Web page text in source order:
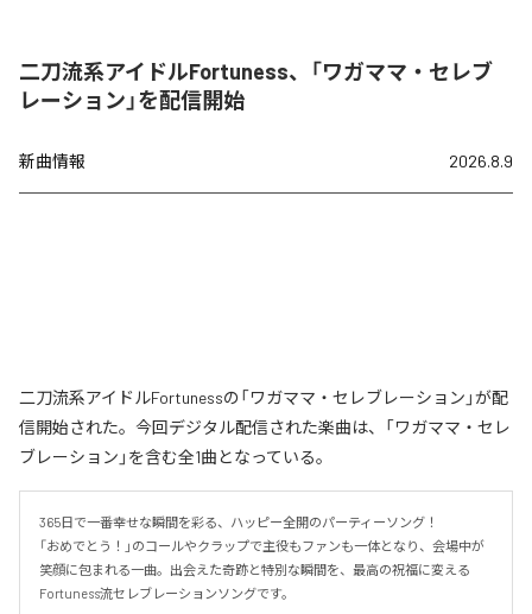
二刀流系アイドルFortuness、「ワガママ・セレブ
レーション」を配信開始
新曲情報 2026.8.9
二刀流系アイドルFortunessの「ワガママ・セレブレーション」が配
信開始された。今回デジタル配信された楽曲は、「ワガママ・セレ
ブレーション」を含む全1曲となっている。
365日で一番幸せな瞬間を彩る、ハッピー全開のパーティーソング！
「おめでとう！」のコールやクラップで主役もファンも一体となり、会場中が
笑顔に包まれる一曲。出会えた奇跡と特別な瞬間を、最高の祝福に変える
Fortuness流セレブレーションソングです。